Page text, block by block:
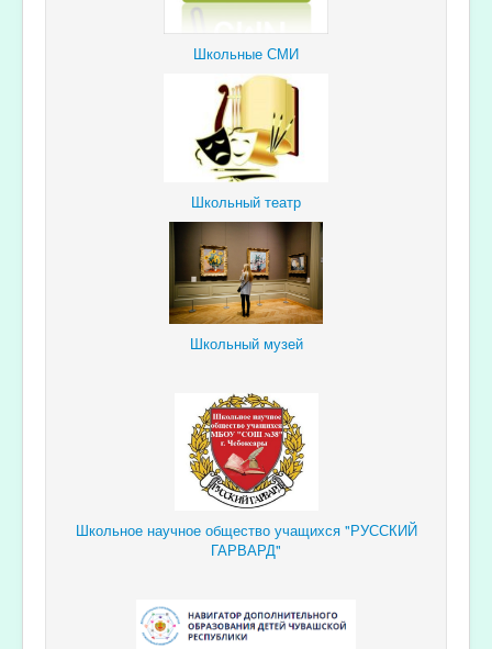
Школьные СМИ
Школьный театр
Школьный музей
Школьное научное общество учащихся "РУССКИЙ
ГАРВАРД"